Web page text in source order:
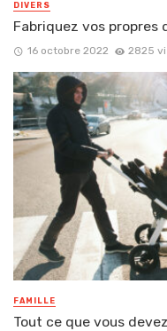
DIVERS
Fabriquez vos propres
16 octobre 2022 2825
FAMILLE
Tout ce que vous